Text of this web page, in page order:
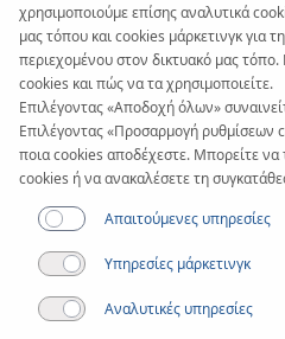
χρησιμοποιούμε επίσης αναλυτικά
μας τόπου και cookies μάρκετινγκ για
περιεχομένου στον δικτυακό μας
cookies και πώς να τα χρησιμοποιείτε.
Επιλέγοντας «Αποδοχή όλων»
Επιλέγοντας «Προσαρμογή ρυθμίσεων
ποια cookies αποδέχεστε. Μπορείτε να
cookies ή να ανακαλέσετε τη
Απαιτούμενες υπηρεσίες
Υπηρεσίες μάρκετινγκ
Αναλυτικές υπηρεσίες